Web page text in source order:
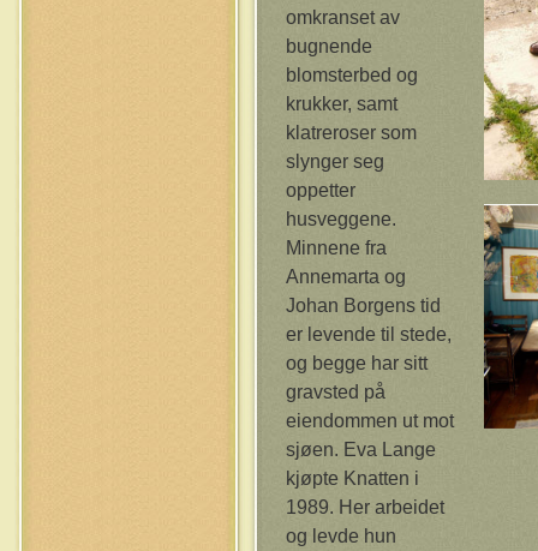
omkranset av
bugnende
blomsterbed og
krukker, samt
klatreroser som
slynger seg
oppetter
husveggene.
Minnene fra
Annemarta og
Johan Borgens tid
er levende til stede,
og begge har sitt
gravsted på
eiendommen ut mot
sjøen. Eva Lange
kjøpte Knatten i
1989. Her arbeidet
og levde hun